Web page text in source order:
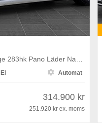
El  Automat
314.900 kr
251.920 krex. moms